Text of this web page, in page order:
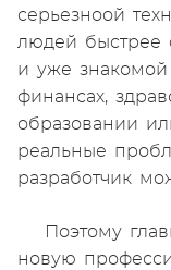
серьезноой
людей быстрее
и уже
финансах,
образовании
реальные
разработчик
Поэтому
новую